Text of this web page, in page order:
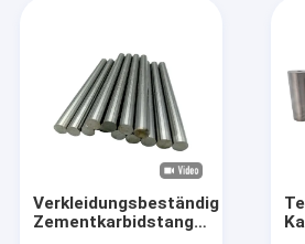
Über uns
Werksbesichtigung
Verkleidungsbeständige
Zementkarbidstange